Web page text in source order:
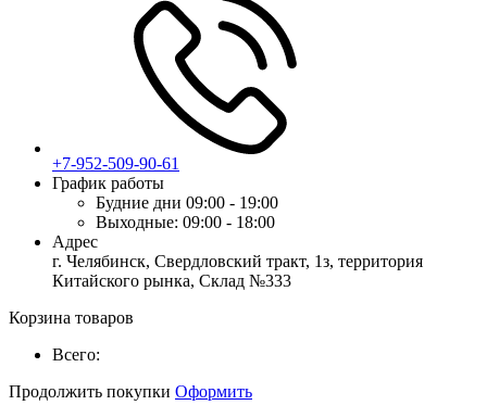
+7-952-509-90-61
График работы
Будние дни 09:00 - 19:00
Выходные: 09:00 - 18:00
Адрес
г. Челябинск, Свердловский тракт, 1з, территория
Китайского рынка, Склад №333
Корзина товаров
Всего:
Продолжить покупки Оформить